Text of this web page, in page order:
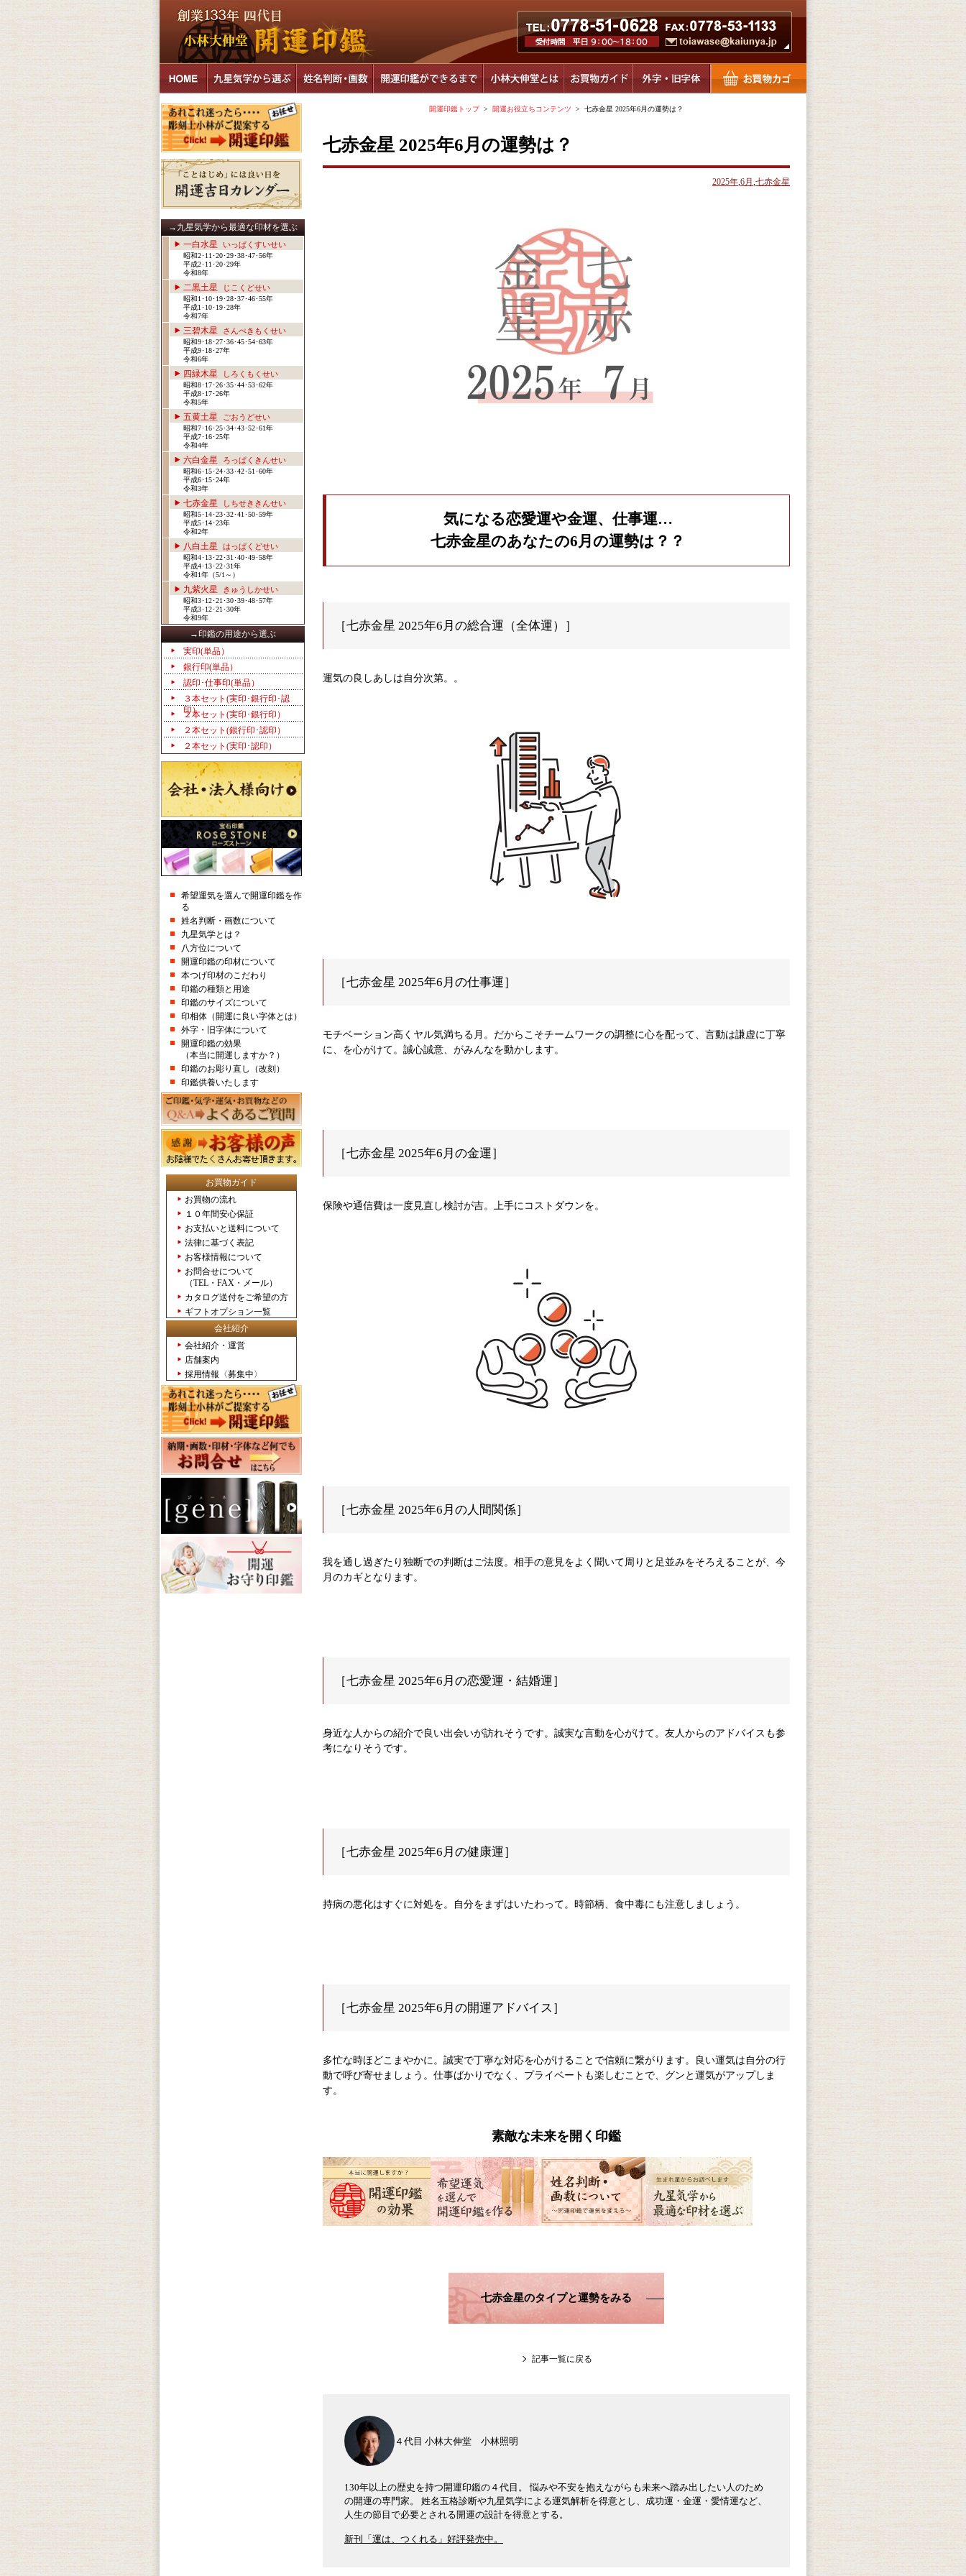
→九星気学から最適な印材を選ぶ
一白水星
いっぱくすいせい
昭和2･11･20･29･38･47･56年
平成2･11･20･29年
令和8年
二黒土星 じこくどせい
昭和1･10･19･28･37･46･55年
平成1･10･19･28年
令和7年
三碧木星 さんぺきもくせい
昭和9･18･27･36･45･54･63年
平成9･18･27年
令和6年
四緑木星 しろくもくせい
昭和8･17･26･35･44･53･62年
平成8･17･26年
令和5年
五黄土星 ごおうどせい
昭和7･16･25･34･43･52･61年
平成7･16･25年
令和4年
六白金星 ろっぱくきんせい
昭和6･15･24･33･42･51･60年
平成6･15･24年
令和3年
七赤金星 しちせききんせい
昭和5･14･23･32･41･50･59年
平成5･14･23年
令和2年
八白土星 はっぱくどせい
昭和4･13･22･31･40･49･58年
平成4･13･22･31年
令和1年（5/1～）
九紫火星 きゅうしかせい
昭和3･12･21･30･39･48･57年
平成3･12･21･30年
令和9年
→印鑑の用途から選ぶ
実印(単品）
銀行印(単品）
認印･仕事印(単品）
３本セット(実印･銀行印･認
印）
２本セット(実印･銀行印）
２本セット(銀行印･認印）
２本セット(実印･認印）
希望運気を選んで開運印鑑を作
る
姓名判断・画数について
九星気学とは？
八方位について
開運印鑑の印材について
本つげ印材のこだわり
印鑑の種類と用途
印鑑のサイズについて
印相体（開運に良い字体とは）
外字・旧字体について
開運印鑑の効果
（本当に開運しますか？）
印鑑のお彫り直し（改刻）
印鑑供養いたします
お買物ガイド
お買物の流れ
１０年間安心保証
お支払いと送料について
法律に基づく表記
お客様情報について
お問合せについて
（TEL・FAX・メール）
カタログ送付をご希望の方
ギフトオプション一覧
会社紹介
会社紹介・運営
店舗案内
採用情報〈募集中〉
開運印鑑トップ> 開運お役立ちコンテンツ > 七赤金星 2025年6月の運勢は？
七赤金星 2025年6月の運勢は？
2025年,6月 ,七赤金星
気になる恋愛運や金運、仕事運…
七赤金星のあなたの6月の運勢は？？
［七赤金星 2025年6月の総合運（全体運）］
運気の良しあしは自分次第。。
［七赤金星 2025年6月の仕事運］
モチベーション高くヤル気満ちる月。だからこそチームワークの調整に心を配って、言動は謙虚に丁寧
に、を心がけて。誠心誠意、がみんなを動かします。
［七赤金星 2025年6月の金運］
保険や通信費は一度見直し検討が吉。上手にコストダウンを。
［七赤金星 2025年6月の人間関係］
我を通し過ぎたり独断での判断はご法度。相手の意見をよく聞いて周りと足並みをそろえることが、今
月のカギとなります。
［七赤金星 2025年6月の恋愛運・結婚運］
身近な人からの紹介で良い出会いが訪れそうです。誠実な言動を心がけて。友人からのアドバイスも参
考になりそうです。
［七赤金星 2025年6月の健康運］
持病の悪化はすぐに対処を。自分をまずはいたわって。時節柄、食中毒にも注意しましょう。
［七赤金星 2025年6月の開運アドバイス］
多忙な時ほどこまやかに。誠実で丁寧な対応を心がけることで信頼に繋がります。良い運気は自分の行
動で呼び寄せましょう。仕事ばかりでなく、プライベートも楽しむことで、グンと運気がアップしま
す。
素敵な未来を開く印鑑
七赤金星のタイプと運勢をみる
記事一覧に戻る
４代目 小林大伸堂 小林照明
130年以上の歴史を持つ開運印鑑の４代目。 悩みや不安を抱えながらも未来へ踏み出したい人のため
の開運の専門家。 姓名五格診断や九星気学による運気解析を得意とし、成功運・金運・愛情運など、
人生の節目で必要とされる開運の設計を得意とする。
新刊「運は、つくれる」好評発売中。